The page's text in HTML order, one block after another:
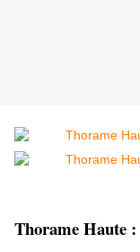
Thorame Haute :